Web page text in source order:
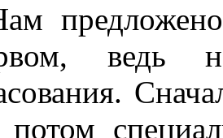
предложено
ведь